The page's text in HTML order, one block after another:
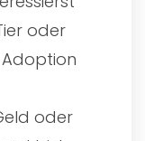
oder
oder